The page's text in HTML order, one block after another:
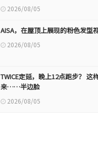
2026/08/05
AISA，在屋顶上展现的粉色发
2026/08/05
TWICE定延，晚上12点跑步？ 这
来……半边脸
2026/08/05